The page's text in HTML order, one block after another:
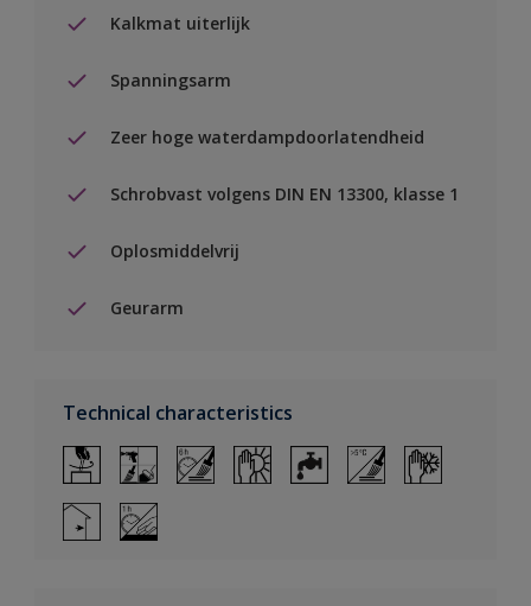
Kalkmat uiterlijk
Spanningsarm
Zeer hoge waterdampdoorlatendheid
Schrobvast volgens DIN EN 13300, klasse 1
Oplosmiddelvrij
Geurarm
Technical characteristics